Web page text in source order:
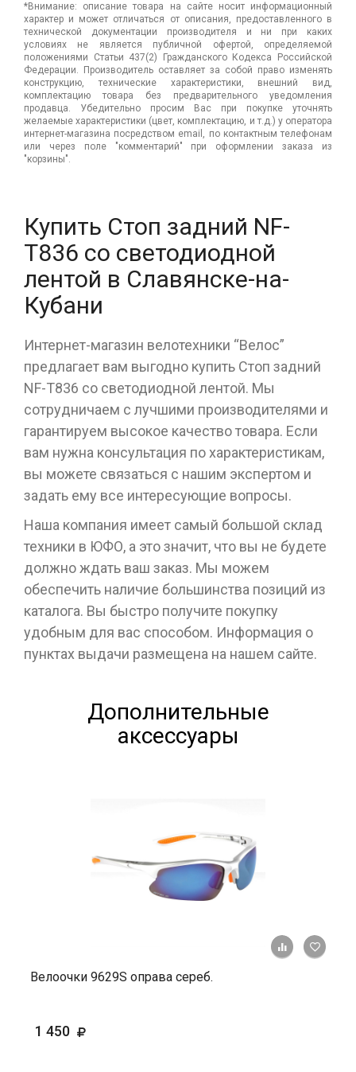
*Внимание: описание товара на сайте носит информационный
характер и может отличаться от описания, предоставленного в
технической документации производителя и ни при каких
условиях не является публичной офертой, определяемой
положениями Статьи 437(2) Гражданского Кодекса Российской
Федерации. Производитель оставляет за собой право изменять
конструкцию, технические характеристики, внешний вид,
комплектацию товара без предварительного уведомления
продавца. Убедительно просим Вас при покупке уточнять
желаемые характеристики (цвет, комплектацию, и т.д.) у оператора
интернет-магазина посредством email, по контактным телефонам
или через поле "комментарий" при оформлении заказа из
"корзины".
Купить Стоп задний NF-
T836 cо светодиодной
лентой в Славянске-на-
Кубани
Интернет-магазин велотехники “Велос”
предлагает вам выгодно купить Стоп задний
NF-T836 cо светодиодной лентой. Мы
сотрудничаем с лучшими производителями и
гарантируем высокое качество товара. Если
вам нужна консультация по характеристикам,
вы можете связаться с нашим экспертом и
задать ему все интересующие вопросы.
Наша компания имеет самый большой склад
техники в ЮФО, а это значит, что вы не будете
должно ждать ваш заказ. Мы можем
обеспечить наличие большинства позиций из
каталога. Вы быстро получите покупку
удобным для вас способом. Информация о
пунктах выдачи размещена на нашем сайте.
Дополнительные
аксессуары
+ К
Велоочки 9629S оправа сереб.
1 450